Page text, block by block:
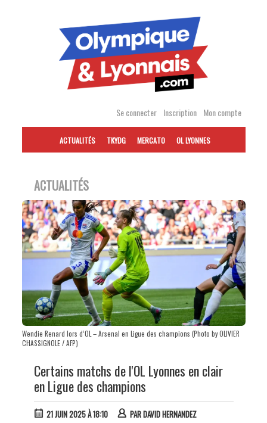
Se connecter Inscription Mon compte
ACTUALITÉS TKYDG MERCATO OL LYONNES
ACTUALITÉS
Wendie Renard lors d’OL – Arsenal en Ligue des champions (Photo by OLIVIER
CHASSIGNOLE / AFP)
Certains matchs de l'OL Lyonnes en clair
en Ligue des champions
21 JUIN 2025 À 18:10 PARDAVID HERNANDEZ